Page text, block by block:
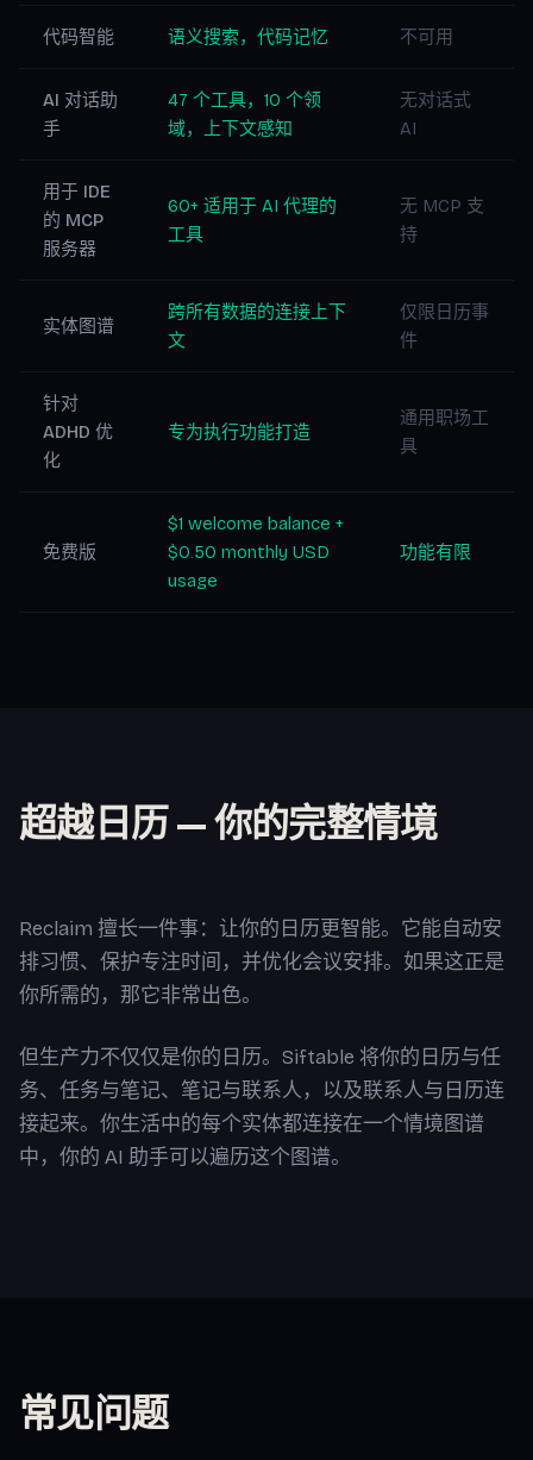
代码智能 语义搜索，代码记忆 不可用
AI 对话助
手
47 个工具，10 个领
域，上下文感知
无对话式
AI
用于 IDE
的 MCP
服务器
60+ 适用于 AI 代理的
工具
无 MCP 支
持
实体图谱
跨所有数据的连接上下
文
仅限日历事
件
针对
ADHD 优
化
专为执行功能打造
通用职场工
具
免费版
$1 welcome balance +
$0.50 monthly USD
usage
功能有限
超越日历 — 你的完整情境
Reclaim 擅长一件事：让你的日历更智能。它能自动安
排习惯、保护专注时间，并优化会议安排。如果这正是
你所需的，那它非常出色。
但生产力不仅仅是你的日历。Siftable 将你的日历与任
务、任务与笔记、笔记与联系人，以及联系人与日历连
接起来。你生活中的每个实体都连接在一个情境图谱
中，你的 AI 助手可以遍历这个图谱。
常见问题